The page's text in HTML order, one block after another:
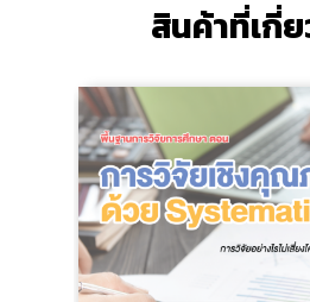
สินค้าที่เกี่